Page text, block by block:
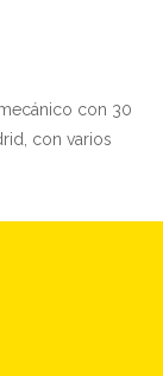
con 30
con varios